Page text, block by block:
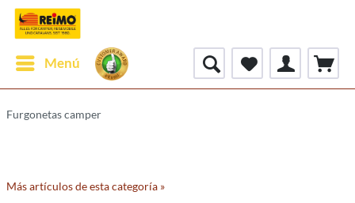
Menú
Furgonetas camper
Más artículos de esta categoría »